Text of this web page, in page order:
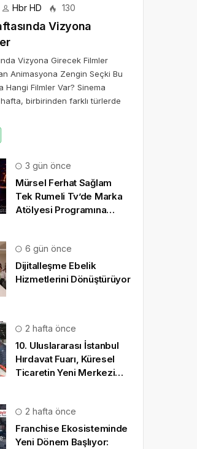
Hbr HD 130
Vizyona
Vizyona Girecek Filmler
Animasyona Zengin Seçki Bu
Hangi Filmler Var? Sinema
birbirinden farklı türlerde
3 gün önce
Mürsel Ferhat Sağlam
Tek Rumeli Tv’de Marka
Atölyesi Programına
6 gün önce
Dijitalleşme Ebelik
Hizmetlerini Dönüştürüyor
2 hafta önce
10. Uluslararası İstanbul
Hırdavat Fuarı, Küresel
Ticaretin Yeni Merkezi
2 hafta önce
Franchise Ekosisteminde
Yeni Dönem Başlıyor: